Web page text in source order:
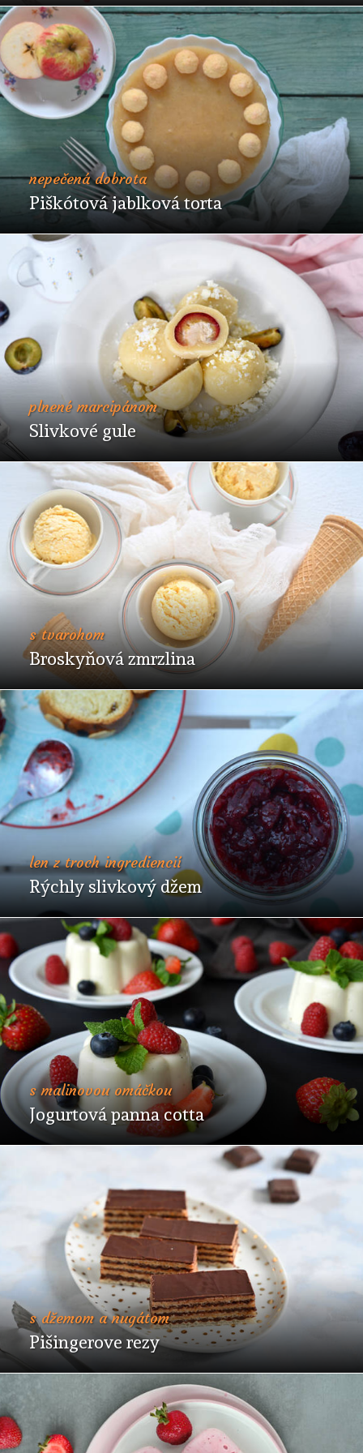
nepečená dobrota
Piškótová jablková torta
plnené marcipánom
Slivkové gule
s tvarohom
Broskyňová zmrzlina
len z troch ingrediencií
Rýchly slivkový džem
s malinovou omáčkou
Jogurtová panna cotta
s džemom a nugátom
Pišingerove rezy